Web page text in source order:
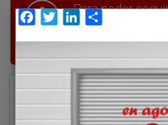
Para poder
suscrito a
del transporte y
Acceder
Facebook
TwitterLinkedIn